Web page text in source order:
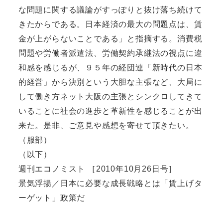
な問題に関する議論がすっぽりと抜け落ち続けて
きたからである。日本経済の最大の問題点は、賃
金が上がらないことである」と指摘する。消費税
問題や労働者派遣法、労働契約承継法の視点に違
和感を感じるが、９５年の経団連「新時代の日本
的経営」から決別という大胆な主張など、大局に
して働き方ネット大阪の主張とシンクロしてきて
いることに社会の進歩と革新性を感じることが出
来た。是非、ご意見や感想を寄せて頂きたい。
（服部）
（以下）
週刊エコノミスト ［2010年10月26日号］
景気浮揚／日本に必要な成長戦略とは「賃上げタ
ーゲット」政策だ